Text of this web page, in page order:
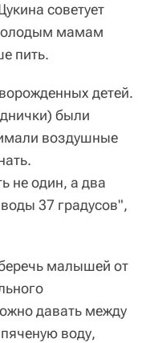
советует
мамам
пить.
детей.
были
воздушные
не один, а два
37 градусов",
малышей от
давать между
воду,